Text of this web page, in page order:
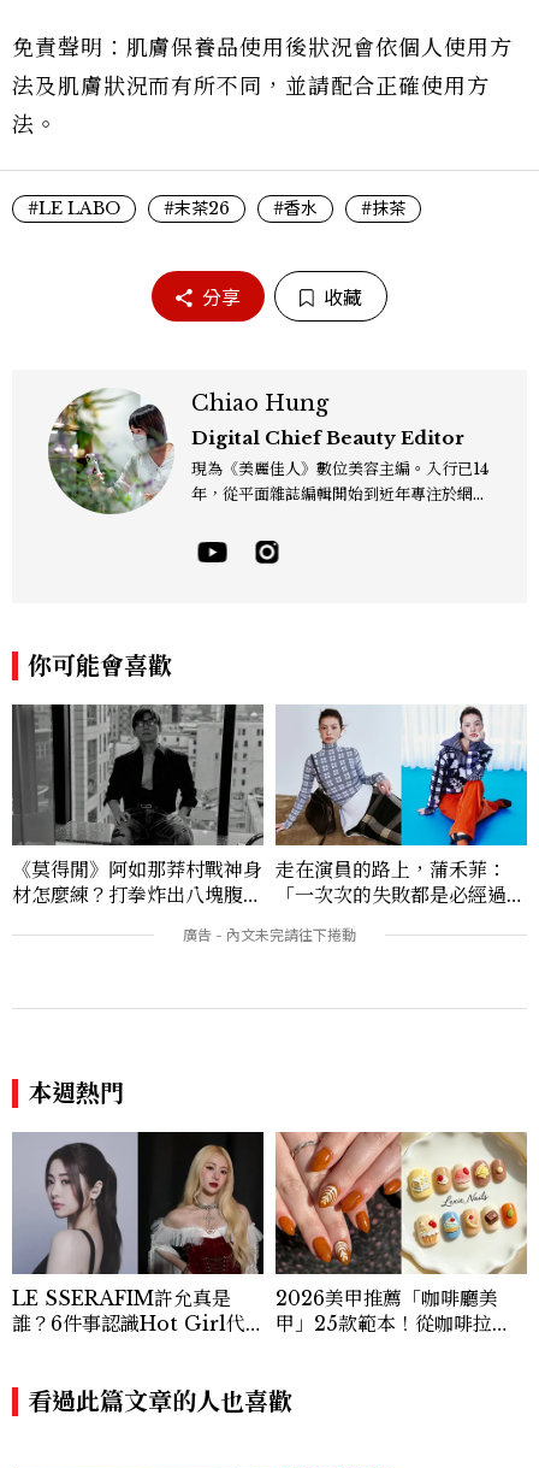
免責聲明：肌膚保養品使用後狀況會依個人使用方
法及肌膚狀況而有所不同，並請配合正確使用方
法。
#LE LABO #末茶26 #香水 #抹茶
分享 收藏
Chiao Hung
Digital Chief Beauty Editor
現為《美麗佳人》數位美容主編。入行已14
年，從平面雜誌編輯開始到近年專注於網路
耕彩妝、保養、香氛、頭髮...等與美有關的
面向。擅長以細膩敏銳的觀察力，深入報導
你可能會喜歡
《莫得閒》阿如那莽村戰神身
材怎麼練？打拳炸出八塊腹
走在演員的路上，蒲禾菲：
「一次次的失敗都是必經過
能做得好。」
本週熱門
LE SSERAFIM許允真是
誰？6件事認識Hot Girl代
光
2026美甲推薦「咖啡廳美
甲」25款範本！從咖啡拉
看過此篇文章的人也喜歡